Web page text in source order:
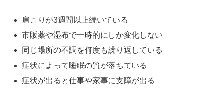
肩こりが3週間以上続いている
市販薬や湿布で一時的にしか変化しない
同じ場所の不調を何度も繰り返している
症状によって睡眠の質が落ちている
症状が出ると仕事や家事に支障が出る